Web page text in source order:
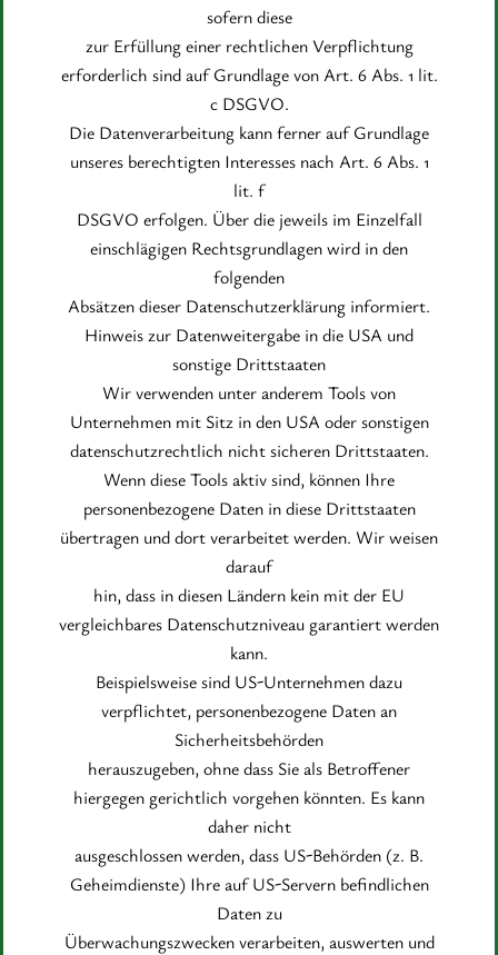
sofern diese
zur Erfüllung einer rechtlichen Verpflichtung
erforderlich sind auf Grundlage von Art. 6 Abs. 1 lit.
c DSGVO.
Die Datenverarbeitung kann ferner auf Grundlage
unseres berechtigten Interesses nach Art. 6 Abs. 1
lit. f
DSGVO erfolgen. Über die jeweils im Einzelfall
einschlägigen Rechtsgrundlagen wird in den
folgenden
Absätzen dieser Datenschutzerklärung informiert.
Hinweis zur Datenweitergabe in die USA und
sonstige Drittstaaten
Wir verwenden unter anderem Tools von
Unternehmen mit Sitz in den USA oder sonstigen
datenschutzrechtlich nicht sicheren Drittstaaten.
Wenn diese Tools aktiv sind, können Ihre
personenbezogene Daten in diese Drittstaaten
übertragen und dort verarbeitet werden. Wir weisen
darauf
hin, dass in diesen Ländern kein mit der EU
vergleichbares Datenschutzniveau garantiert werden
kann.
Beispielsweise sind US-Unternehmen dazu
verpflichtet, personenbezogene Daten an
Sicherheitsbehörden
herauszugeben, ohne dass Sie als Betroffener
hiergegen gerichtlich vorgehen könnten. Es kann
daher nicht
ausgeschlossen werden, dass US-Behörden (z. B.
Geheimdienste) Ihre auf US-Servern befindlichen
Daten zu
Überwachungszwecken verarbeiten, auswerten und